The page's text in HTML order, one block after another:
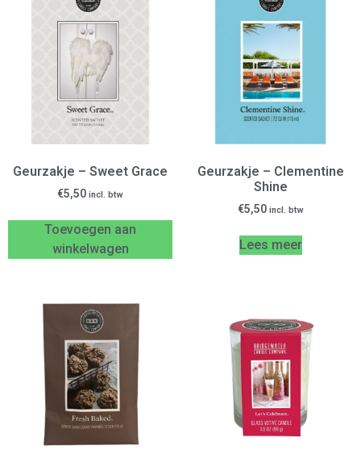
Geurzakje – Sweet Grace
€5,50 incl. btw
Toevoegen aan
winkelwagen
Geurzakje – Clementine
Shine
€5,50 incl. btw
Lees meer